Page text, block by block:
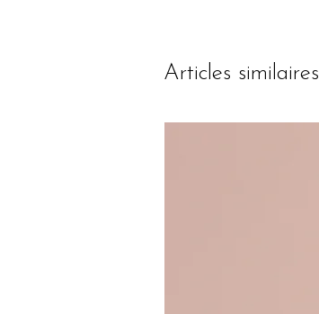
Articles similaires